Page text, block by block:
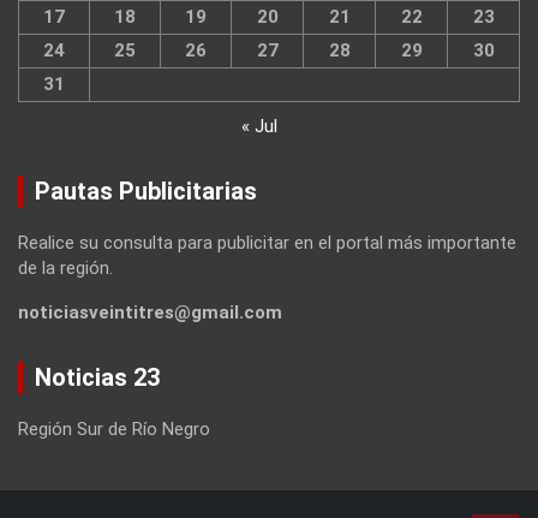
17
18 19 20 21 22
23
24
25 26 27 28 29
30
31
« Jul
Pautas Publicitarias
Realice su consulta para publicitar en el portal más importante
de la región.
noticiasveintitres@gmail.com
Noticias 23
Región Sur de Río Negro